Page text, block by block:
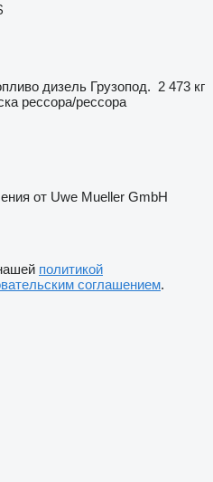
дизель Грузопод. 2 473 кг
рессора/рессора
от Uwe Mueller GmbH
политикой
соглашением.